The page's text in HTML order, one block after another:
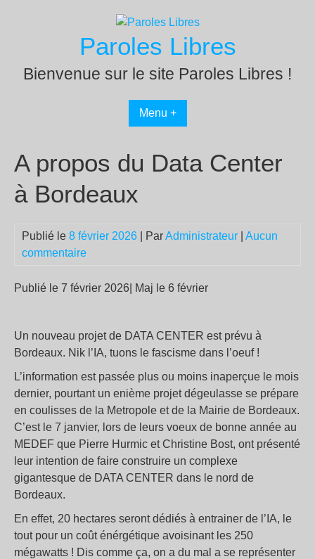
Paroles Libres
Bienvenue sur le site Paroles Libres !
Menu +
A propos du Data Center
à Bordeaux
Publié le 8 février 2026 | ParAdministrateur
Aucun
commentaire
Publié le 7 février 2026| Maj le 6 février
Un nouveau projet de DATA CENTER est prévu à
Bordeaux. Nik l’IA, tuons le fascisme dans l’oeuf !
L’information est passée plus ou moins inaperçue le mois
dernier, pourtant un enième projet dégeulasse se prépare
en coulisses de la Metropole et de la Mairie de Bordeaux.
C’est le 7 janvier, lors de leurs voeux de bonne année au
MEDEF que Pierre Hurmic et Christine Bost, ont présenté
leur intention de faire construire un complexe
gigantesque de DATA CENTER dans le nord de
Bordeaux.
En effet, 20 hectares seront dédiés à entrainer de l’IA, le
tout pour un coût énérgétique avoisinant les 250
mégawatts ! Dis comme ça, on a du mal a se représenter